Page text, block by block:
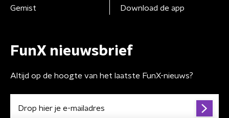
Gemist
Download de app
FunX nieuwsbrief
Altijd op de hoogte van het laatste FunX-nieuws?